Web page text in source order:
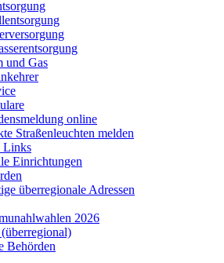
und Gas
online
Straßenleuchten melden
Links
Einrichtungen
überregionale Adressen
2026
Behörden